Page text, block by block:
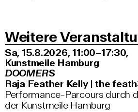
Weitere
Sa, 15.8.2026 11:00–17:30,
Kunstmeile Hamburg
DOOMERS
Raja Feather Kelly | the
Performance-Parcours durch
der Kunstmeile Hamburg